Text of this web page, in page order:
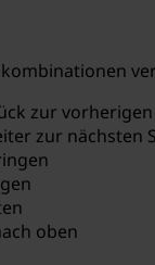
zur vorherigen
zur nächsten
oben